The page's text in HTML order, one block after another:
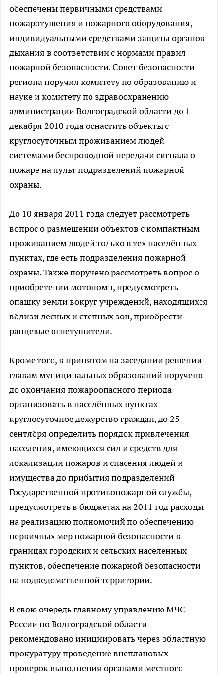
обеспечены первичными средствами
пожаротушения и пожарного оборудования,
индивидуальными средствами защиты органов
дыхания в соответствии с нормами правил
пожарной безопасности. Совет безопасности
региона поручил комитету по образованию и
науке и комитету по здравоохранению
администрации Волгоградской области до 1
декабря 2010 года оснастить объекты с
круглосуточным проживанием людей
системами беспроводной передачи сигнала о
пожаре на пульт подразделений пожарной
охраны.
До 10 января 2011 года следует рассмотреть
вопрос о размещении объектов с компактным
проживанием людей только в тех населённых
пунктах, где есть подразделения пожарной
охраны. Также поручено рассмотреть вопрос о
приобретении мотопомп, предусмотреть
опашку земли вокруг учреждений, находящихся
вблизи лесных и степных зон, приобрести
ранцевые огнетушители.
Кроме того, в принятом на заседании решении
главам муниципальных образований поручено
до окончания пожароопасного периода
организовать в населённых пунктах
круглосуточное дежурство граждан, до 25
сентября определить порядок привлечения
населения, имеющихся сил и средств для
локализации пожаров и спасения людей и
имущества до прибытия подразделений
Государственной противопожарной службы,
предусмотреть в бюджетах на 2011 год расходы
на реализацию полномочий по обеспечению
первичных мер пожарной безопасности в
границах городских и сельских населённых
пунктов, обеспечение пожарной безопасности
на подведомственной территории.
В свою очередь главному управлению МЧС
России по Волгоградской области
рекомендовано инициировать через областную
прокуратуру проведение внеплановых
проверок выполнения органами местного